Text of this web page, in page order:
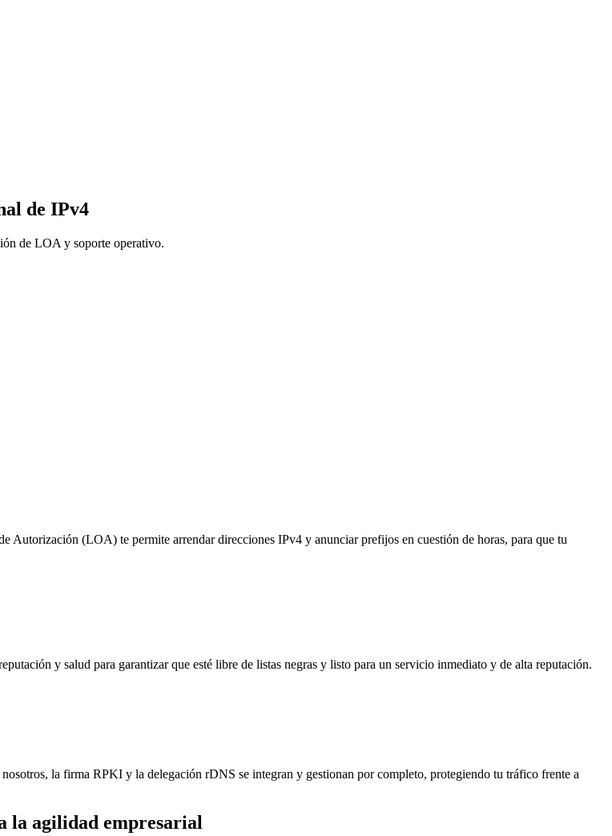
de IPv4
de LOA y soporte operativo.
Autorización (LOA) te permite arrendar direcciones IPv4 y anunciar prefijos en cuestión de horas, para que tu
y salud para garantizar que esté libre de listas negras y listo para un servicio inmediato y de alta reputación.
la firma RPKI y la delegación rDNS se integran y gestionan por completo, protegiendo tu tráfico frente a
la agilidad empresarial